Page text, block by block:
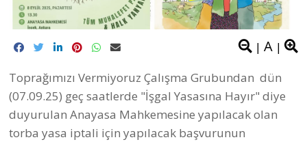
| A |
Toprağımızı Vermiyoruz Çalışma Grubundan dün
(07.09.25) geç saatlerde "İşgal Yasasına Hayır" diye
duyurulan Anayasa Mahkemesine yapılacak olan
torba yasa iptali için yapılacak başvurunun